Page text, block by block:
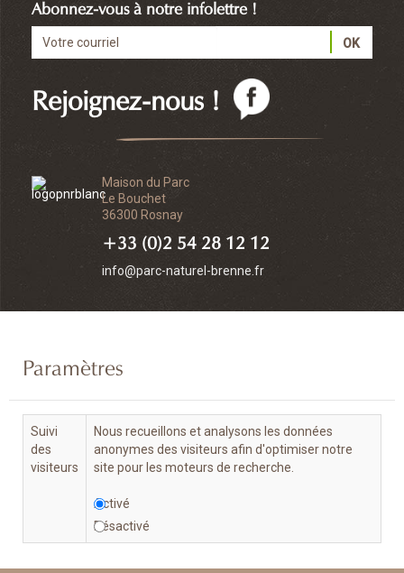
Maison du Parc
Le Bouchet
36300 Rosnay
+33 (0)2 54 28 12 12
info@parc-naturel-brenne.fr
Rejoignez-nous !
Abonnez-vous à notre infolettre !
Paramètres
Suivi
des
visiteurs
Nous recueillons et analysons les données
anonymes des visiteurs afin d'optimiser notre
site pour les moteurs de recherche.
Activé
Désactivé